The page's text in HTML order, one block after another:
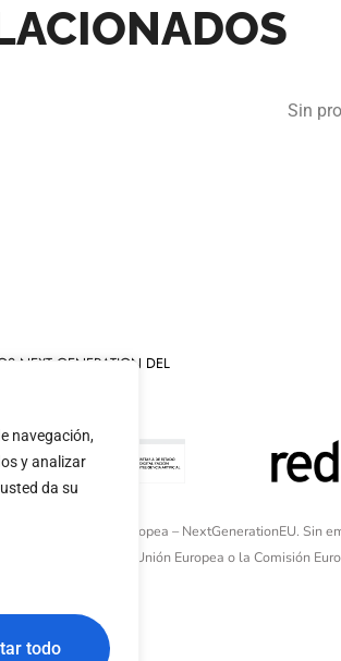
navegación,
y analizar
da su
todo
Sin
NEXT GENERATION DEL
por la Unión Europea – NextGenerationEU.
los de la Unión Europea o la Comisión